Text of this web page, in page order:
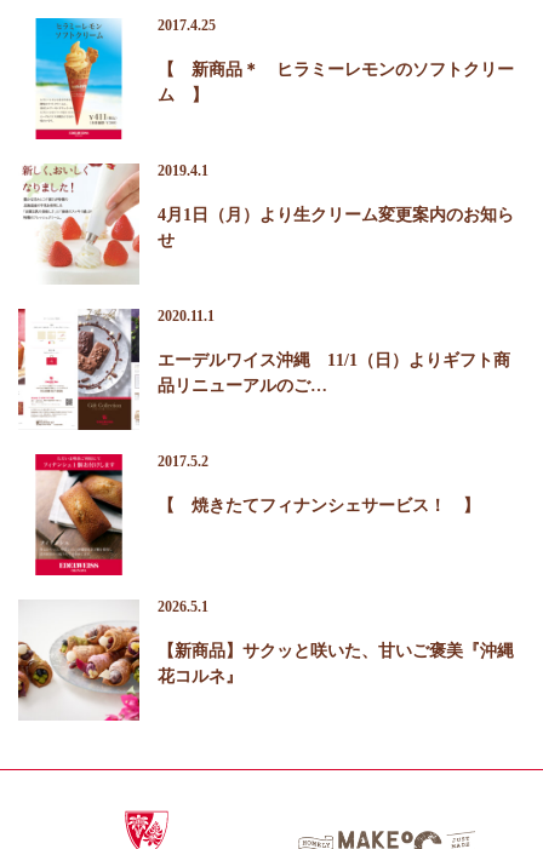
2017.4.25
【 新商品＊ ヒラミーレモンのソフトクリー
ム 】
2019.4.1
4月1日（月）より生クリーム変更案内のお知ら
せ
2020.11.1
エーデルワイス沖縄 11/1（日）よりギフト商
品リニューアルのご…
2017.5.2
【 焼きたてフィナンシェサービス！ 】
2026.5.1
【新商品】サクッと咲いた、甘いご褒美『沖縄
花コルネ』